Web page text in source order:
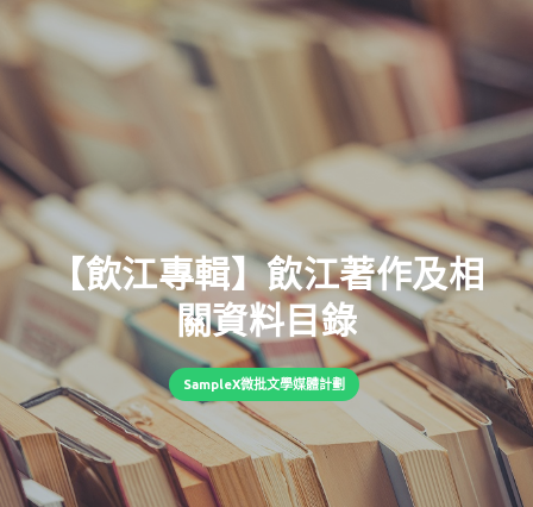
【飲江專輯】飲江著作及相
關資料目錄
SampleX微批文學媒體計劃